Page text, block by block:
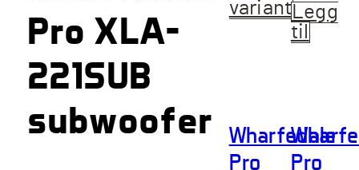
Pro XLA-
221SUB
subwoofer
variant
produktet
Alternativene
kan
Legg
til
Wharfedale
Pro
Pro